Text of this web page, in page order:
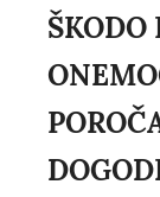
ŠKODO